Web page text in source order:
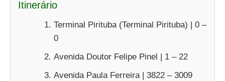
Itinerário
Terminal Pirituba (Terminal Pirituba) | 0 –
0
Avenida Doutor Felipe Pinel | 1 – 22
Avenida Paula Ferreira | 3822 – 3009